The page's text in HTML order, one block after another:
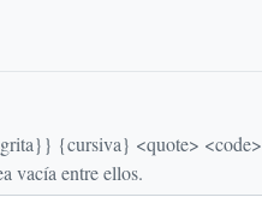
<quote> <code> y el código
vacía entre ellos.